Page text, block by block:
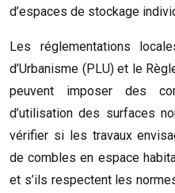
d’espaces de stockage
Les réglementations
d’Urbanisme (PLU) et le
peuvent imposer des
d’utilisation des surfaces
vérifier si les travaux
de combles en espace
et s’ils respectent les